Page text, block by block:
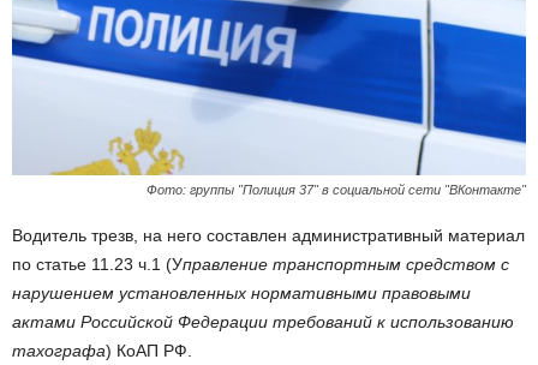
Фото: группы "Полиция 37" в социальной сети "ВКонтакте"
Водитель трезв, на него составлен административный материал
по статье 11.23 ч.1 (Управление транспортным средством с
нарушением установленных нормативными правовыми
актами Российской Федерации требований к использованию
тахографа) КоАП РФ.